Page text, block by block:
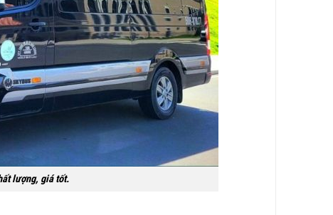
lượng, giá tốt.